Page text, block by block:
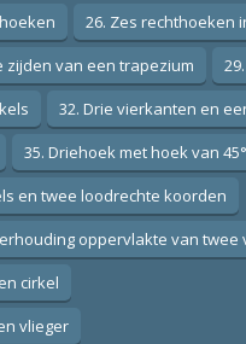
26. Zes rechthoeken
zijden van een trapezium
32. Drie vierkanten en
35. Driehoek met hoek van
en twee loodrechte koorden
oppervlakte van twee
cirkel
vlieger